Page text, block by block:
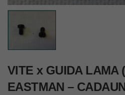
VITE x GUIDA LAMA
EASTMAN –